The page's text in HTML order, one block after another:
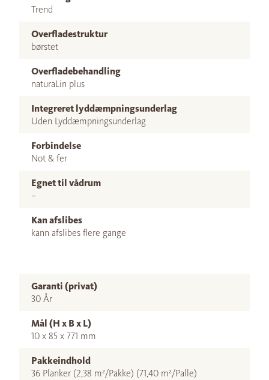
Trend
Overfladestruktur
børstet
Overfladebehandling
naturaLin plus
Integreret lyddæmpningsunderlag
Uden Lyddæmpningsunderlag
Forbindelse
Not & fer
Egnet til vådrum
–
Kan afslibes
kann afslibes flere gange
Garanti (privat)
30 År
Mål (H x B x L)
10 x 85 x 771 mm
Pakkeindhold
36 Planker (2,38 m²/Pakke) (71,40 m²/Palle)